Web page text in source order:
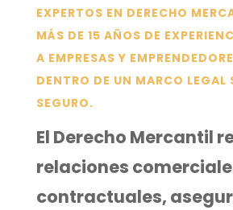
EXPERTOS EN DERECHO
MÁS DE 15 AÑOS DE
A EMPRESAS Y
DENTRO DE UN MARCO LEGAL
SEGURO.
El Derecho Mercantil
relaciones
contractuales,